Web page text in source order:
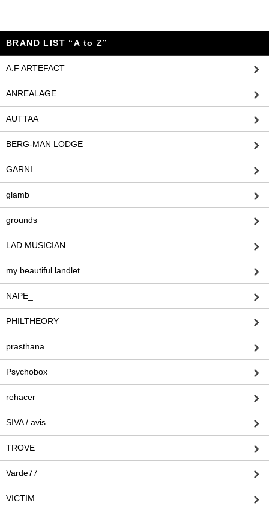
BRAND LIST “A to Z”
A.F ARTEFACT
ANREALAGE
AUTTAA
BERG-MAN LODGE
GARNI
glamb
grounds
LAD MUSICIAN
my beautiful landlet
NAPE_
PHILTHEORY
prasthana
Psychobox
rehacer
SIVA / avis
TROVE
Varde77
VICTIM